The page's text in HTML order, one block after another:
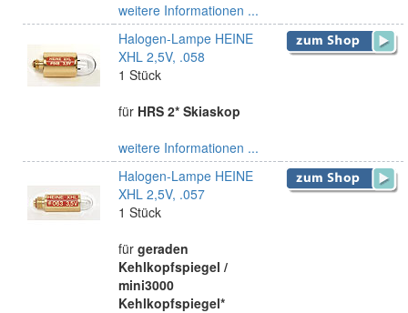
weitere Informationen ...
Halogen-Lampe HEINE
XHL 2,5V, .058
1 Stück
für HRS 2* Skiaskop
weitere Informationen ...
Halogen-Lampe HEINE
XHL 2,5V, .057
1 Stück
für geraden
Kehlkopfspiegel /
mini3000
Kehlkopfspiegel*